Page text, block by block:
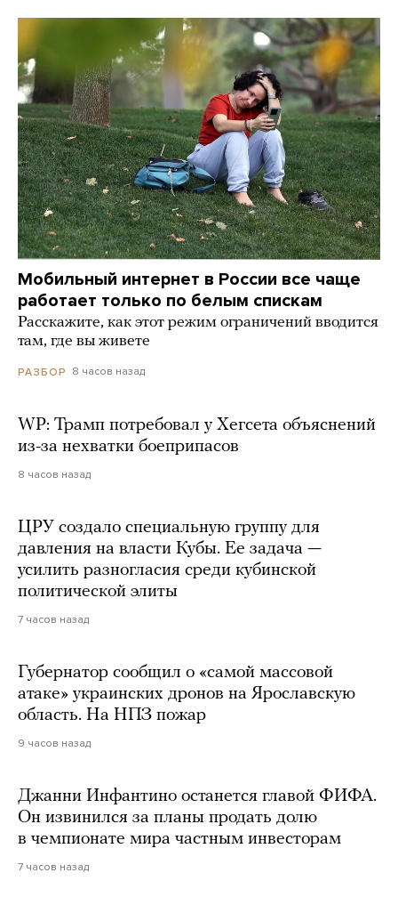
Мобильный интернет в России все чаще
работает только по белым спискам
Расскажите, как этот режим ограничений вводится
там, где вы живете
РАЗБОР 8 часов назад
WP: Трамп потребовал у Хегсета объяснений
из-за нехватки боеприпасов
8 часов назад
ЦРУ создало специальную группу для
давления на власти Кубы. Ее задача —
усилить разногласия среди кубинской
политической элиты
7 часов назад
Губернатор сообщил о «самой массовой
атаке» украинских дронов на Ярославскую
область. На НПЗ пожар
9 часов назад
Джанни Инфантино останется главой ФИФА.
Он извинился за планы продать долю
в чемпионате мира частным инвесторам
7 часов назад